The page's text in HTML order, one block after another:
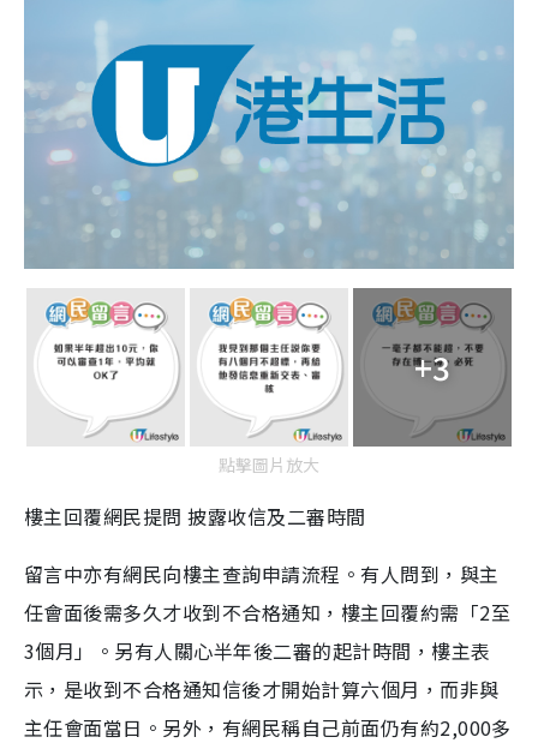
+3
點擊圖片放大
樓主回覆網民提問 披露收信及二審時間
留言中亦有網民向樓主查詢申請流程。有人問到，與主
任會面後需多久才收到不合格通知，樓主回覆約需「2至
3個月」。另有人關心半年後二審的起計時間，樓主表
示，是收到不合格通知信後才開始計算六個月，而非與
主任會面當日。另外，有網民稱自己前面仍有約2,000多